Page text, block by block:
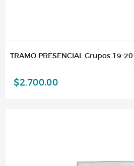
TRAMO PRESENCIAL Grupos 19-
$2.700,00